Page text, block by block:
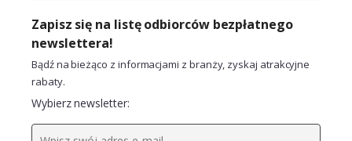
Zapisz się na listę odbiorców bezpłatnego
newslettera!
Bądź na bieżąco z informacjami z branży, zyskaj atrakcyjne
rabaty.
Wybierz newsletter: